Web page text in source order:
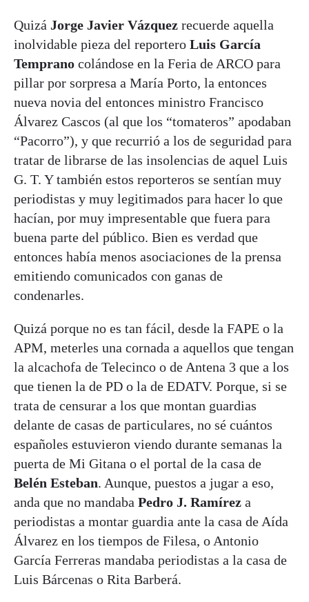
Quizá Jorge Javier Vázquez recuerde aquella
inolvidable pieza del reportero Luis García
Temprano colándose en la Feria de ARCO para
pillar por sorpresa a María Porto, la entonces
nueva novia del entonces ministro Francisco
Álvarez Cascos (al que los “tomateros” apodaban
“Pacorro”), y que recurrió a los de seguridad para
tratar de librarse de las insolencias de aquel Luis
G. T. Y también estos reporteros se sentían muy
periodistas y muy legitimados para hacer lo que
hacían, por muy impresentable que fuera para
buena parte del público. Bien es verdad que
entonces había menos asociaciones de la prensa
emitiendo comunicados con ganas de
condenarles.
Quizá porque no es tan fácil, desde la FAPE o la
APM, meterles una cornada a aquellos que tengan
la alcachofa de Telecinco o de Antena 3 que a los
que tienen la de PD o la de EDATV. Porque, si se
trata de censurar a los que montan guardias
delante de casas de particulares, no sé cuántos
españoles estuvieron viendo durante semanas la
puerta de Mi Gitana o el portal de la casa de
Belén Esteban. Aunque, puestos a jugar a eso,
anda que no mandaba Pedro J. Ramírez a
periodistas a montar guardia ante la casa de Aída
Álvarez en los tiempos de Filesa, o Antonio
García Ferreras mandaba periodistas a la casa de
Luis Bárcenas o Rita Barberá.